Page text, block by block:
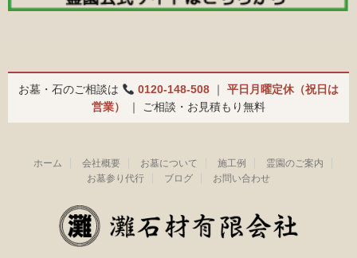
お墓・石のご相談は 0120-148-508｜ 平日月曜定休（祝日は
営業）
｜ ご相談・お見積もり無料
ホーム 会社概要 お墓について 施工例
霊園のご案内
お墓参り代行
ブログ お問い合わせ